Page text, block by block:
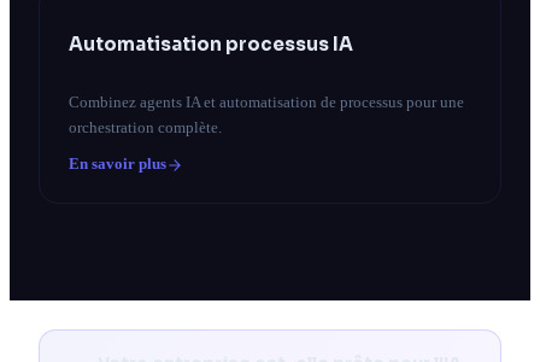
Automatisation processus IA
Combinez agents IA et automatisation de processus pour une
orchestration complète.
En savoir plus